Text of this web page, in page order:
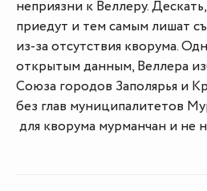
неприязни к Веллеру.
приедут и тем самым лишат
из-за отсутствия кворума.
открытым данным, Веллера
Союза городов Заполярья и
без глав муниципалитетов
для кворума мурманчан и не